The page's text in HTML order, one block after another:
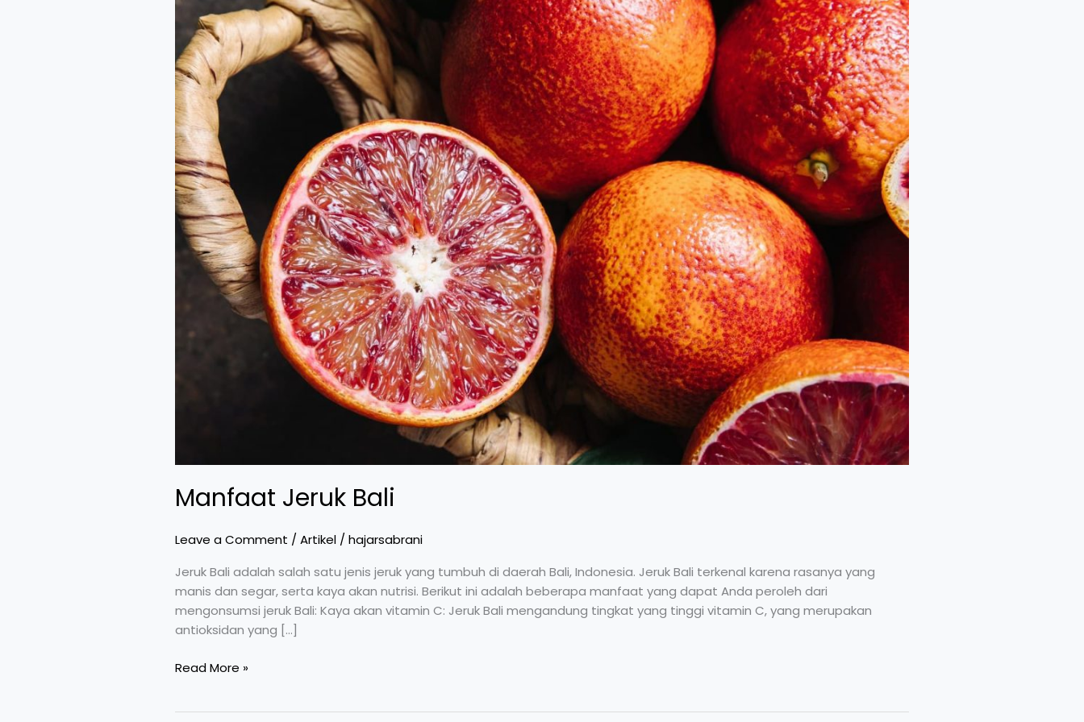
Manfaat Jeruk Bali
Leave a Comment / Artikel / hajarsabrani
Jeruk Bali adalah salah satu jenis jeruk yang tumbuh di daerah Bali, Indonesia. Jeruk Bali terkenal karena rasanya yang
manis dan segar, serta kaya akan nutrisi. Berikut ini adalah beberapa manfaat yang dapat Anda peroleh dari
mengonsumsi jeruk Bali: Kaya akan vitamin C: Jeruk Bali mengandung tingkat yang tinggi vitamin C, yang merupakan
antioksidan yang […]
Jeruk
Bali
Read More »